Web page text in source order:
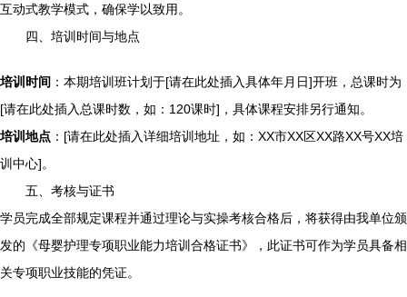
互动式教学模式，确保学以致用。
四、培训时间与地点
培训时间 ：本期培训班计划于[请在此处插入具体年月日]开班，总课时为
[请在此处插入总课时数，如：120课时]，具体课程安排另行通知。
培训地点 ：[请在此处插入详细培训地址，如：XX市XX区XX路XX号XX培
训中心]。
五、考核与证书
学员完成全部规定课程并通过理论与实操考核合格后，将获得由我单位颁
发的《母婴护理专项职业能力培训合格证书》，此证书可作为学员具备相
关专项职业技能的凭证。